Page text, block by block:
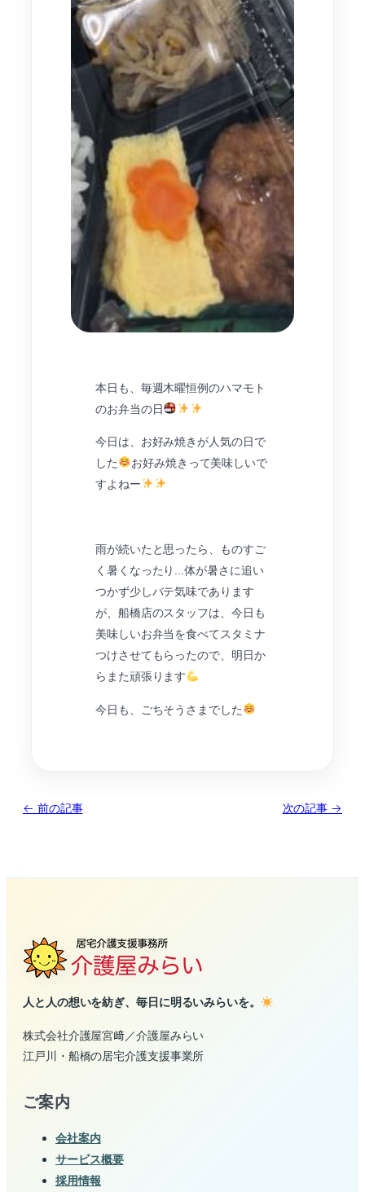
本日も、毎週木曜恒例のハマモト
のお弁当の日
今日は、お好み焼きが人気の日で
した
お好み焼きって美味しいで
すよねー
雨が続いたと思ったら、ものすご
く暑くなったり…体が暑さに追い
つかず少しバテ気味であります
が、船橋店のスタッフは、今日も
美味しいお弁当を食べてスタミナ
つけさせてもらったので、明日か
らまた頑張ります
今日も、ごちそうさまでした
← 前の記事 次の記事 →
人と人の想いを紡ぎ、毎日に明るいみらいを。
株式会社介護屋宮﨑／介護屋みらい
江戸川・船橋の居宅介護支援事業所
ご案内
会社案内
サービス概要
採用情報